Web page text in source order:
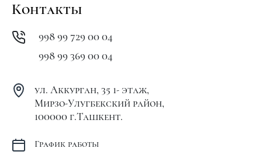
Контакты
+998 99 729 00 04
+998 99 369 00 04
ул. Аккурган, 35 1- этаж,
Мирзо-Улугбекский район,
100000 г.Ташкент.
График работы